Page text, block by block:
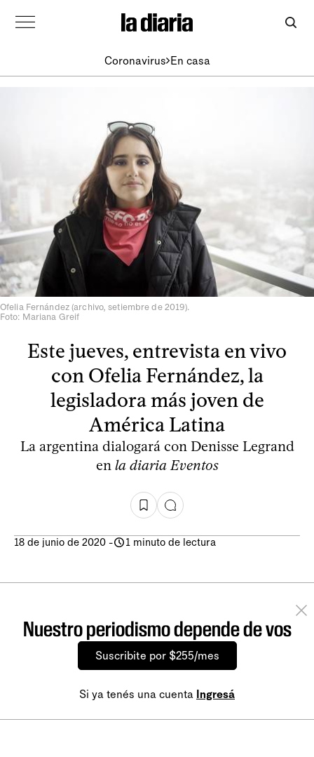
Coronavirus En casa
Ofelia Fernández (archivo, setiembre de 2019).
Foto: Mariana Greif
Este jueves, entrevista en vivo
con Ofelia Fernández, la
legisladora más joven de
América Latina
La argentina dialogará con Denisse Legrand
en la diaria Eventos
18 de junio de 2020 - 1 minuto de lectura
Nuestro periodismo depende de vos
Suscribite por $255/mes
Si ya tenés una cuenta Ingresá